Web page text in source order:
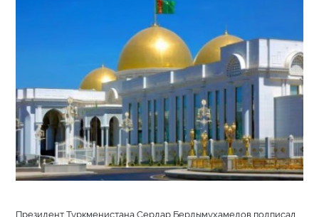
Президент Туркменистана Сердар Бердымухамедов подписал